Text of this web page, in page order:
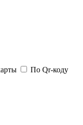
По Qr-коду